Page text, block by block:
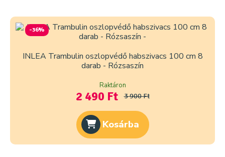
-36%
INLEA Trambulin oszlopvédő habszivacs 100 cm 8
darab - Rózsaszín
Raktáron
2 490 Ft 3 900 Ft
Kosárba